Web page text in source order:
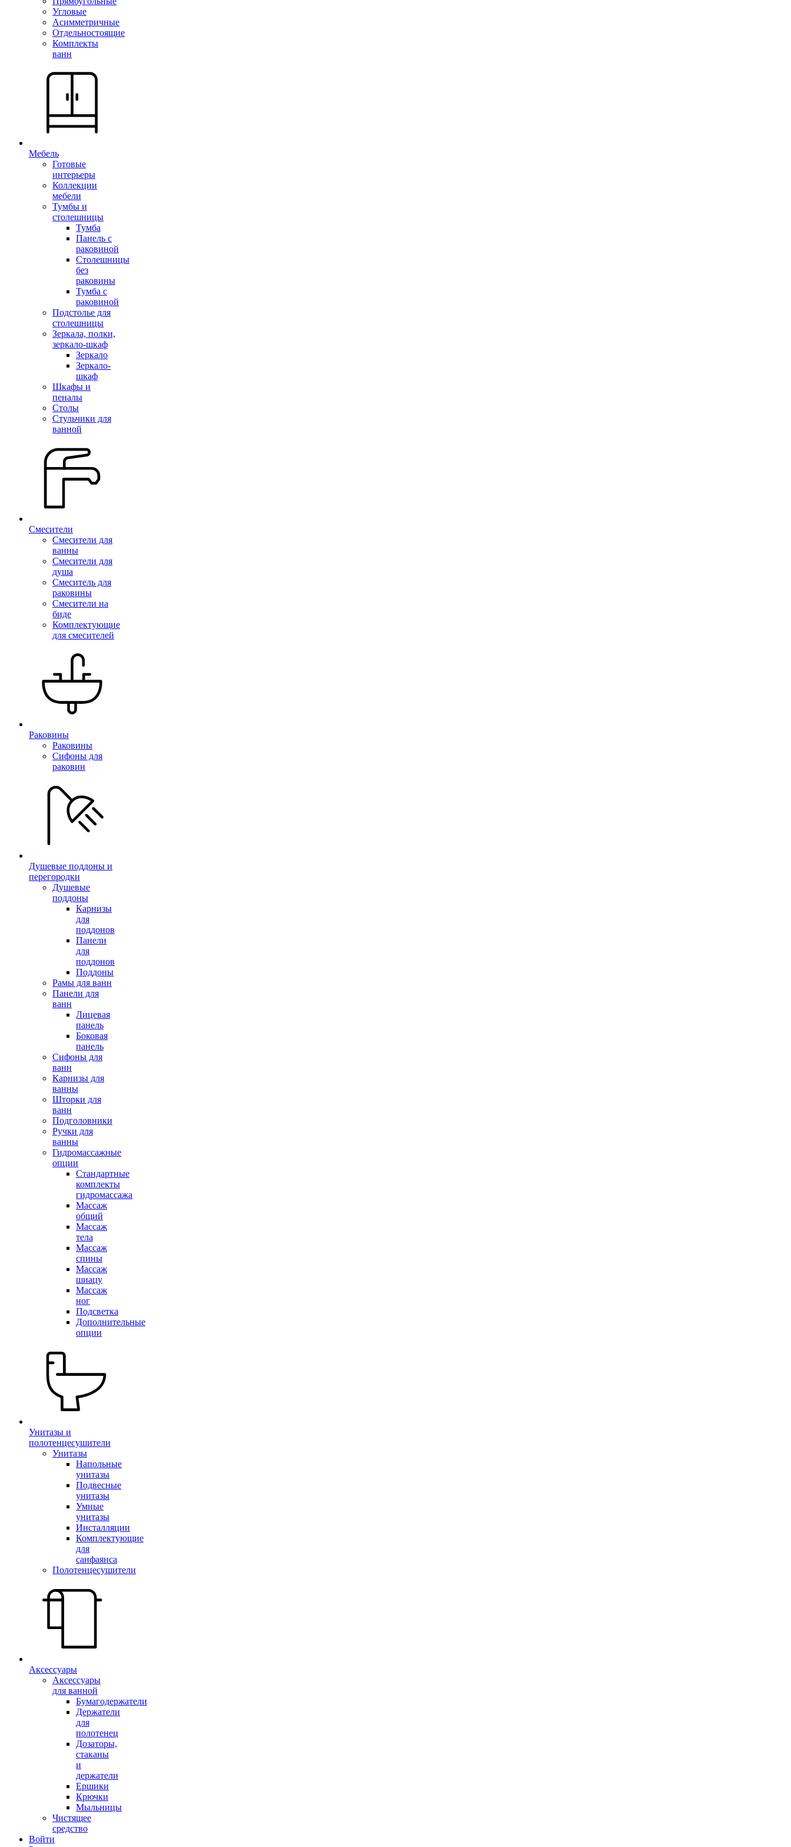
Угловые
Асимметричные
Отдельностоящие
Комплекты
ванн
Мебель
Готовые
интерьеры
Коллекции
мебели
Тумбы и
столешницы
Тумба
Панель с
раковиной
Столешницы
без
раковины
Тумба с
раковиной
Подстолье для
столешницы
Зеркала, полки,
зеркало-шкаф
Зеркало
Зеркало-
шкаф
Шкафы и
пеналы
Столы
Стульчики для
ванной
Смесители
Смесители для
ванны
Смесители для
душа
Смеситель для
раковины
Смесители на
биде
Комплектующие
для смесителей
Раковины
Раковины
Сифоны для
раковин
Душевые поддоны и
перегородки
Душевые
поддоны
Карнизы
для
поддонов
Панели
для
поддонов
Поддоны
Рамы для ванн
Панели для
ванн
Лицевая
панель
Боковая
панель
Сифоны для
ванн
Карнизы для
ванны
Шторки для
ванн
Подголовники
Ручки для
ванны
Гидромассажные
опции
Стандартные
комплекты
гидромассажа
Массаж
общий
Массаж
тела
Массаж
спины
Массаж
шиацу
Массаж
ног
Подсветка
Дополнительные
опции
Унитазы и
полотенцесушители
Унитазы
Напольные
унитазы
Подвесные
унитазы
Умные
унитазы
Инсталляции
Комплектующие
для
санфаянса
Полотенцесушители
Аксессуары
Аксессуары
для ванной
Бумагодержатели
Держатели
для
полотенец
Дозаторы,
стаканы
и
держатели
Ершики
Крючки
Мыльницы
Чистящее
средство
Войти